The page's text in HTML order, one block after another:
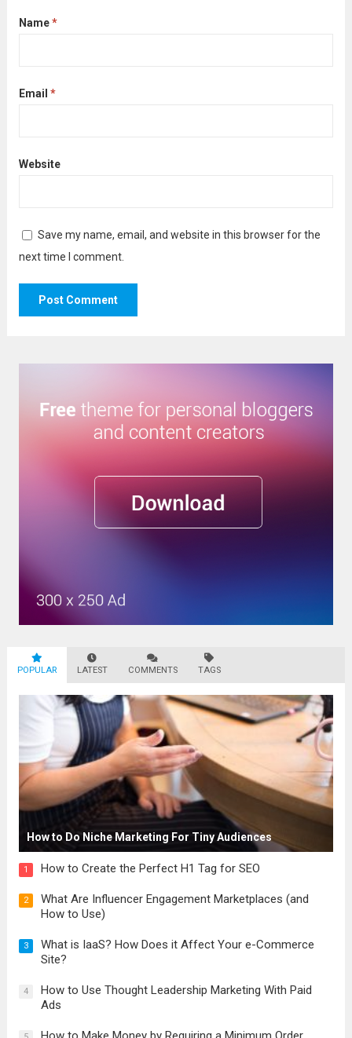
Name*
Email *
Website
Save my name, email, and website in this browser for the
next time I comment.
POPULAR LATEST COMMENTS TAGS
How to Do Niche Marketing For Tiny Audiences
1 How to Create the Perfect H1 Tag for SEO
2
What Are Influencer Engagement Marketplaces (and
How to Use)
3
What is IaaS? How Does it Affect Your e-Commerce
Site?
4
How to Use Thought Leadership Marketing With Paid
Ads